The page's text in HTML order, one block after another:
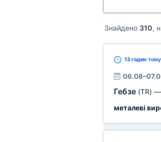
Знайдено 310,
13 годинтому
Гебзе (TR) —
металеві